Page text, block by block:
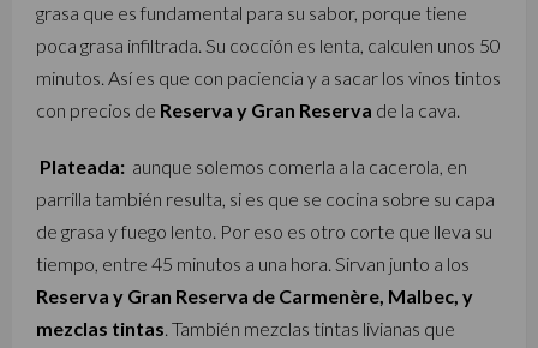
grasa que es fundamental para su sabor, porque tiene
poca grasa infiltrada. Su cocción es lenta, calculen unos 50
minutos. Así es que con paciencia y a sacar los vinos tintos
con precios de Reserva y Gran Reserva de la cava.
Plateada: aunque solemos comerla a la cacerola, en
parrilla también resulta, si es que se cocina sobre su capa
de grasa y fuego lento. Por eso es otro corte que lleva su
tiempo, entre 45 minutos a una hora. Sirvan junto a los
Reserva y Gran Reserva de Carmenère, Malbec, y
mezclas tintas. También mezclas tintas livianas que